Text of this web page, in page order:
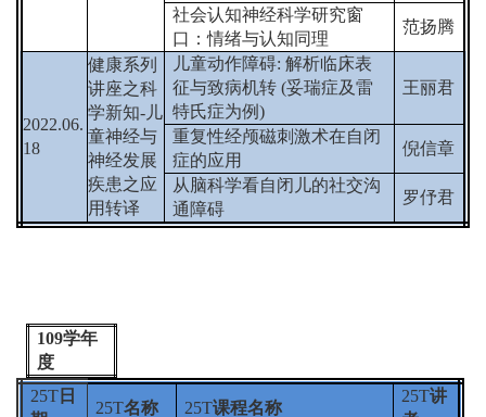
社会认知神经科学研究窗
口：情绪与认知同理
范扬腾
2022.06.
18
健康系列
讲座之科
学新知- 儿
童神经与
神经发展
疾患之应
用转译
儿童动作障碍: 解析临床表
征与致病机转 (妥瑞症及雷
特氏症为例)
王丽君
重复性经颅磁刺激术在自闭
症的应用
倪信章
从脑科学看自闭儿的社交沟
通障碍
罗伃君
109学年
度
25T 日
25T名称 25T课程名称
25T讲